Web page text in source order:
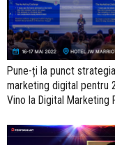
Pune-ți la punct
marketing digital pentru
Vino la Digital Marketing